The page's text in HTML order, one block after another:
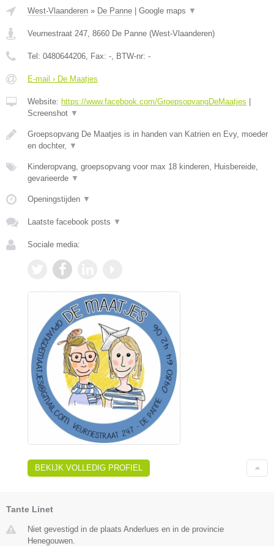
West-Vlaanderen » De Panne | Google maps ▼
Veurnestraat 247 8660 De Panne (West-Vlaanderen)
Tel: 0480644206 , Fax: - , BTW-nr: -
E-mail › De Maatjes
Website: https://www.facebook.com/GroepsopvangDeMaatjes |
Screenshot ▼
Groepsopvang De Maatjes is in handen van Katrien en Evy, moeder
en dochter,
▼
Kinderopvang, groepsopvang voor max 18 kinderen, Huisbereide,
gevarieerde ▼
Openingstijden ▼
Laatste facebook posts ▼
Sociale media:
BEKIJK VOLLEDIG PROFIEL
Tante Linet
Niet gevestigd in de plaats Anderlues en in de provincie
Henegouwen.